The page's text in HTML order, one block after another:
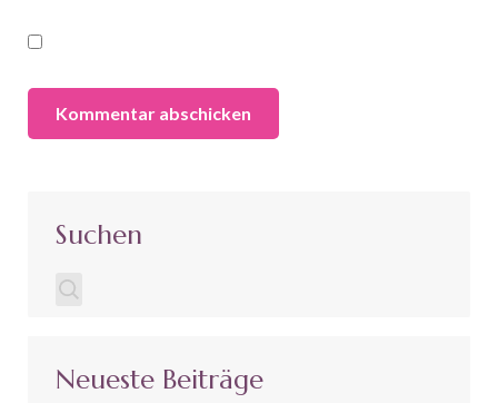
Suchen
Neueste Beiträge